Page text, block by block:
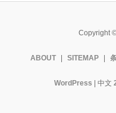
Copyright
ABOUT SITEMAP
WordPress | 中文